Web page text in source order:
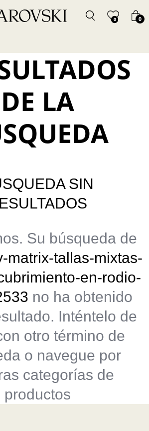
0 0
DE LA
SIN
Su búsqueda de
matrix-tallas-mixtas-
en-rodio-
no ha obtenido
Inténtelo de
otro término de
o navegue por
categorías de
productos